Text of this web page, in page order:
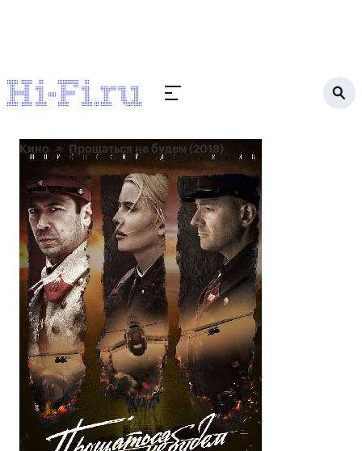
Кино Прощаться не будем (2018)